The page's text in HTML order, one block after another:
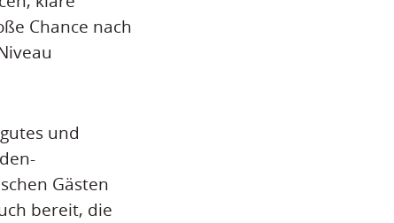
Chance nach
und
Gästen
bereit, die